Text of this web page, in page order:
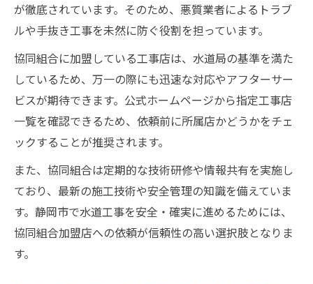
が徹底されています。そのため、悪質業者によるトラブ
ルや手抜き工事を未然に防ぐ役割を担っています。
協同組合に加盟している工事店は、水道局の基準を満た
しているため、万一の際にも迅速な対応やアフターサー
ビスが期待できます。公式ホームページから指定工事店
一覧を確認できるため、依頼前に所属店かどうかをチェ
ックすることが推奨されます。
また、協同組合は定期的な技術研修や情報共有を実施し
ており、最新の施工技術や安全管理の知識を備えていま
す。静岡市で水道工事を安全・確実に進めるためには、
協同組合加盟店への依頼が信頼性の高い選択肢となりま
す。